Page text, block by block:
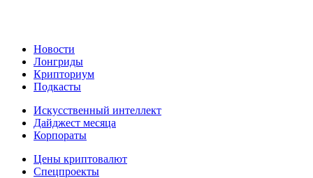
Новости
Лонгриды
Крипториум
Подкасты
Искусственный интеллект
Дайджест месяца
Корпораты
Цены криптовалют
Спецпроекты